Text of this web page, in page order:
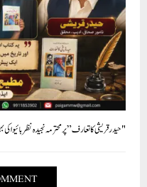
"حیدرقریشی کا تعارف ” پر محترمہ نجیدہ